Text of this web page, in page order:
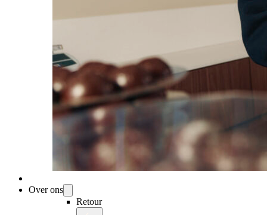
Over ons
Retour